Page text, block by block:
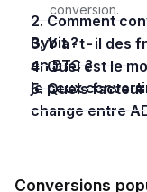
conversion.
2. Comment convertir des AED en BTC sur
Bybit ?
3. Y a-t-il des frais pour convertir des AED
en BTC ?
4. Quel est le montant minimum de AED que
je peux
5. Quels facteurs influencent le taux de
change entre
Conversions